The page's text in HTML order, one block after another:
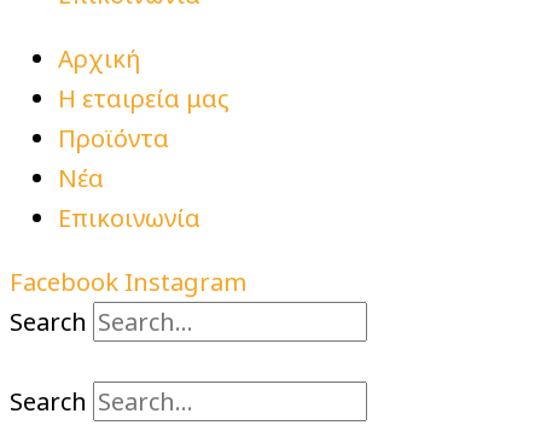
Αρχική
Η εταιρεία μας
Προϊόντα
Νέα
Επικοινωνία
Facebook Instagram
Search
Search